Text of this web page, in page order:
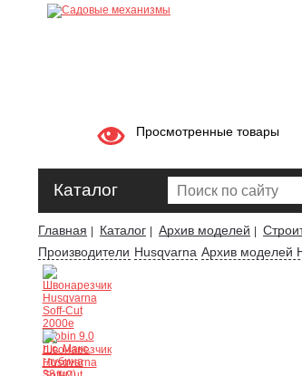
Просмотренные товары
Каталог
Главная Каталог Архив моделей
Производители Husqvarna Архив моделей